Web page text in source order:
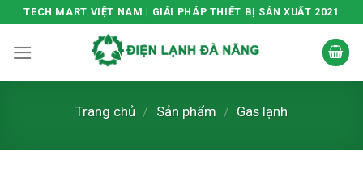
Skip
content
TECH MART VIỆT NAM | GIẢI PHÁP THIẾT BỊ SẢN XUẤT 2021
Trang chủ / Sản phẩm / Gas lạnh